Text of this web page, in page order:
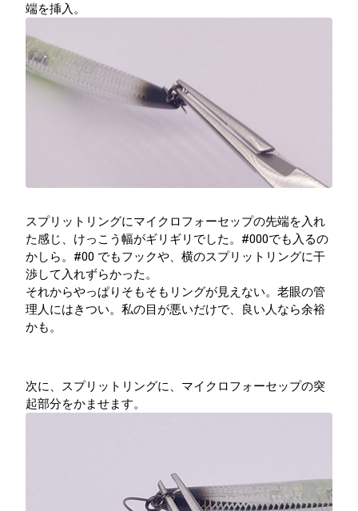
端を挿入。
スプリットリングにマイクロフォーセップの先端を入れ
た感じ、けっこう幅がギリギリでした。#000でも入るの
かしら。#00 でもフックや、横のスプリットリングに干
渉して入れずらかった。
それからやっぱりそもそもリングが見えない。老眼の管
理人にはきつい。私の目が悪いだけで、良い人なら余裕
かも。
次に、スプリットリングに、マイクロフォーセップの突
起部分をかませます。